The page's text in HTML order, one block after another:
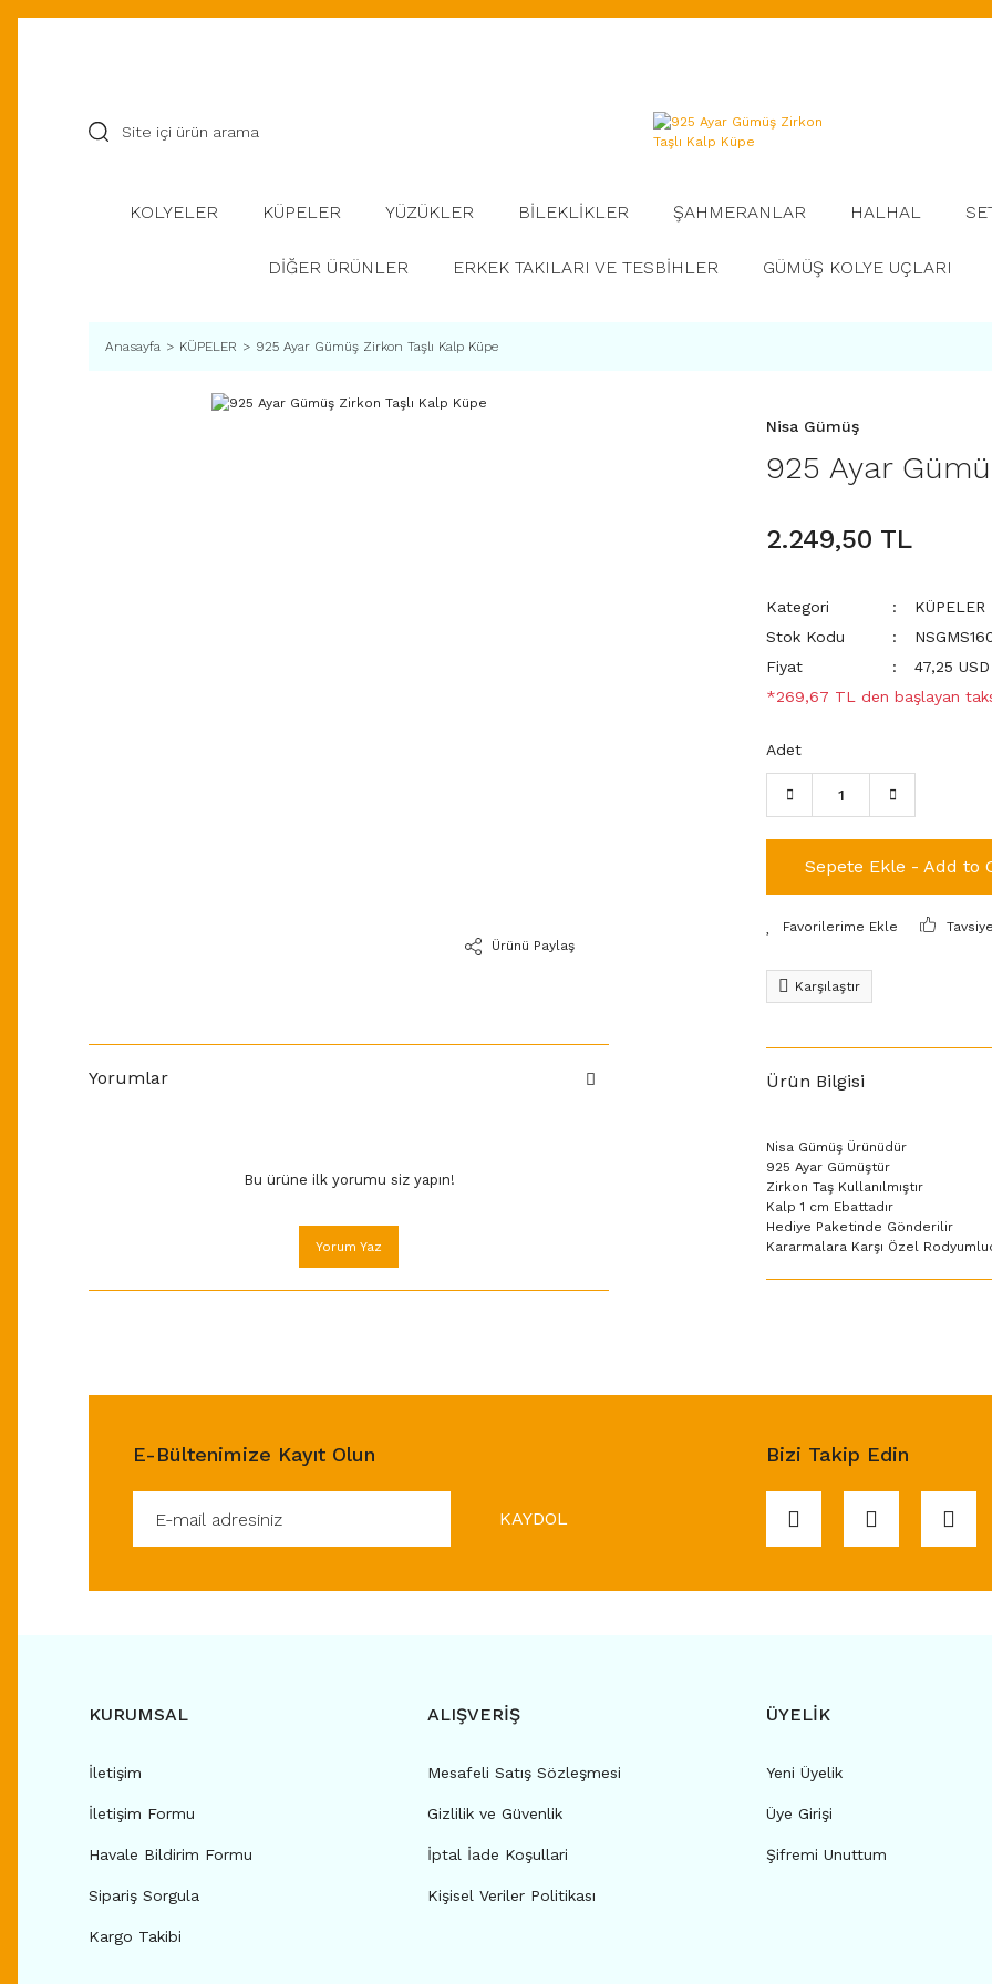
KOLYELER KÜPELER YÜZÜKLER BİLEKLİKLER ŞAHMERANLAR HALHAL
DİĞER ÜRÜNLER ERKEK TAKILARI VE TESBİHLER GÜMÜŞ KOLYE UÇLARI
Anasayfa KÜPELER 925 Ayar Gümüş Zirkon Taşlı Kalp Küpe
Ürünü Paylaş
Yorumlar
Bu ürüne ilk yorumu siz yapın!
Yorum Yaz
Nisa Gümüş
925 Ayar
2.249,50 TL
Kategori
KÜPELER
Stok Kodu
Fiyat
47,25
*269,67 TL den başlayan
Adet
Sepete Ekle - Add to
Karşılaştır
Ürün Bilgisi
Nisa Gümüş Ürünüdür
925 Ayar Gümüştür
Zirkon Taş Kullanılmıştır
Kalp 1 cm Ebattadır
Hediye Paketinde Gönderilir
Kararmalara Karşı Özel
E-Bültenimize Kayıt Olun
KAYDOL
Bizi Takip Edin
KURUMSAL
İletişim
İletişim Formu
Havale Bildirim Formu
Sipariş Sorgula
Kargo Takibi
ALIŞVERİŞ
Mesafeli Satış Sözleşmesi
Gizlilik ve Güvenlik
İptal İade Koşullari
Kişisel Veriler Politikası
ÜYELİK
Yeni Üyelik
Üye Girişi
Şifremi Unuttum